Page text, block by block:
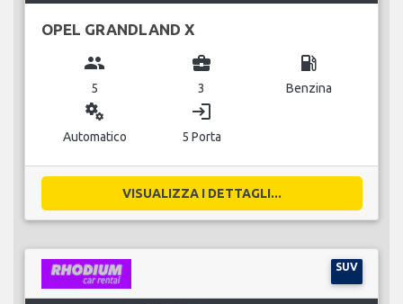
OPEL GRANDLAND X
group
5
business_center
3
local_gas_station
Benzina
miscellaneous_services
Automatico
login
5 Porta
VISUALIZZA I DETTAGLI...
SUV